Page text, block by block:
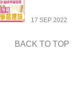
17 SEP 2022
BACK TO TOP